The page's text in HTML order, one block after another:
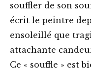
souffler de son
écrit le peintre
ensoleillé que
attachante
Ce « souffle » est